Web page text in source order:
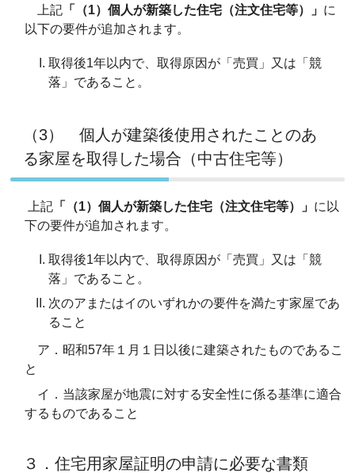
上記 「（1）個人が新築した住宅（注文住宅等）」 に
以下の要件が追加されます。
取得後1年以内で、取得原因が「売買」又は「競
落」であること。
（3） 個人が建築後使用されたことのあ
る家屋を取得した場合（中古住宅等）
上記 「（1）個人が新築した住宅（注文住宅等）」 に以
下の要件が追加されます。
取得後1年以内で、取得原因が「売買」又は「競
落」であること。
次のアまたはイのいずれかの要件を満たす家屋であ
ること
ア．昭和57年１月１日以後に建築されたものであるこ
と
イ．当該家屋が地震に対する安全性に係る基準に適合
するものであること
３．住宅用家屋証明の申請に必要な書類